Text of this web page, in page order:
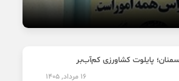
سمنان؛ پایلوت کشاورزی کم‌آب‌بر
16 مرداد, 1405